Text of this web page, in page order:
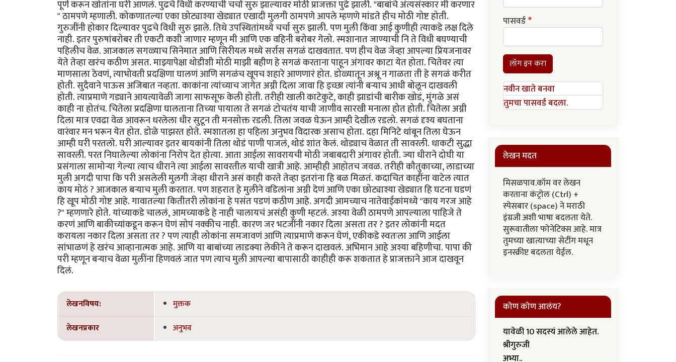
पूर्ण करून खोतांना घरी आणलं. पुढचे विधी करण्याची चर्चा सुरु झाल्यावर मोठी प्राजक्ता पुढे झाली. "बाबांचे अंत्यसंस्कार मी करणार
" ठामपणे म्हणाली. कोकणातल्या एका छोट्याश्या खेड्यात एखादी मुलगी ठामपणे आपले म्हणणे मांडते हीच मोठी गोष्ट होती.
गुरुजींनी होकार दिल्यावर पुढचे विधी सुरु झाले. तिथे उपस्थितांमध्ये चर्चा सुरु झाली. पण मुली किंवा आई कुणीही त्याकडे लक्ष दिले
नाही. इतर पुरुषांबरोबर ती एकटी कशी जाणार म्हणून मी आणि एक वहिनी बरोबर गेलो. स्मशानात जाण्याची नि ते विधी बघण्याची
पहिलीच वेळ. आजकाल सगळ्याच सिनेमात आणि सिरीयल मध्ये सर्रास सगळं दाखवतात. पण हीच वेळ जेव्हा आपल्या प्रियजनावर
येते तेव्हा खरंच कठीण असत. माझ्यापेक्षा थोडीशी मोठी माझी बहीण हे सगळं करताना पाहून अंगावर काटा येत होता. चितेवर त्या
माणसाला ठेवणं, त्याभोवती प्रदक्षिणा घालणं आणि सगळंच खूपच शहारे आणणारं होत. डोळ्यातून अश्रू न गाळता ती हे सगळं करीत
होती. सुदैवाने पाऊस अजिबात नव्हता. काकांना त्यांच्याच जागेत अग्नी दिला जावा हि इच्छा त्यांनी बऱ्याच आधी बोलून दाखवली
होती. त्याप्रमाणे गड्याने आयत्यावेळी जागा साफसूफ केली होती. तरीही खाली काटेकुटे, काही झाडांची बारीक खोडं, मुंगळे असं
काही ना होतंच. चितेला प्रदक्षिणा घालताना तिच्या पायाला ते सगळं टोचतंय याची जाणीव सारखी मनाला होत होती. चितेला अग्नी
दिला मात्र एवढा वेळ आवरून धरलेला धीर सुटून ती मनसोक्त रडली. तिला जवळ घेऊन आम्ही देखील रडलो. सगळं दृश्य बघताना
वारंवार मन भरून येत होत. डोळे पाझरत होते. स्मशातला हा पहिला अनुभव विदारक असाच होता. दहा मिनिटे थांबून तिला घेऊन
आम्ही घरी परतलो. घरी आल्यावर इतर बायकांनी तिला थोडं पाणी पाजलं, थोडं शांत केलं. थोड्याच वेळात ती सावरली. धाकटी सुद्धा
सावरली. परत निघालेल्या लोकांना निरोप देत होत्या. आता आईला सावरायची मोठी जबाबदारी अंगावर होती. ज्या धीराने दोघी या
प्रसंगाला सामोऱ्या गेल्या त्याच धीराने त्या आईला सावरतील याची खात्री आहे. आम्हीही आहोतच जवळ. तरीही कौतुकाच्या, लाडाच्या
मुली अगदी पापा कि परी असलेली मुलगी जेव्हा धीराने असं काही करते तेव्हा इतरांना हि बळ मिळतं. कदाचित काहींना वाटेल त्यात
काय मोठं ? आजकाल बऱ्याच मुली करतात. पण शहरात हे मुलीने वडिलांना अग्नी देणं आणि एका छोट्याश्या खेड्यात हि घटना घडणं
हि खूप मोठी गोष्ट आहे. गावातल्या कितीतरी लोकांना हे पसंत पडणं कठीण आहे. अगदी आमच्याच नातेवाईकांमध्ये "काय गरज आहे
?" म्हणणारे होते. यांच्याकडे चाललं, आमच्याकडे हे नाही चालायचं असंही कुणी म्हटलं. अश्या वेळी ठामपणे आपल्याला पाहिजे ते
करणं आणि बाकीच्यांकडून करून घेणं सोपं नक्कीच नाही. कारण जर भटजींनी नकार दिला असता तर ? इतर लोकांनी मदत
करायला नकार दिला असता तर ? पण त्याही लोकांना समजावणं आणि त्याप्रमाणे करून घेणं, एकीकडे स्वतःला आणि आईला
सांभाळणं हे खरंच आव्हानात्मक आहे. आणि या बाबांच्या लाडक्या लेकीने ते करून दाखवलं. अभिमान आहे अश्या बहिणीचा. पापा की
परी म्हणून बऱ्याच वेळा मुलींना हिणवलं जात पण त्याच मुली आपल्या बापासाठी काहीही करू शकतात हे प्राजक्ताने आज दाखवून
दिलं.
लेखनविषय:
मुक्तक
लेखनप्रकार
अनुभव
पासवर्ड
लॉग इन करा
नवीन खाते बनवा
तुमचा पासवर्ड बदला.
लेखन मदत
मिसळपाव.कॉम वर लेखन
करताना कंट्रोल (Ctrl) +
स्पेसबार (space) ने मराठी
इंग्रजी अशी भाषा बदलता येते.
सुरूवातीला फोनेटिक्स आहे. मात्र
तुमच्या खात्याच्या सेटींग मधून
इनस्क्रीप्ट बदलता येईल.
कोण कोण आलंय?
यावेळी 10 सदस्यं आलेले आहेत.
श्रीगुरुजी
अभ्या..